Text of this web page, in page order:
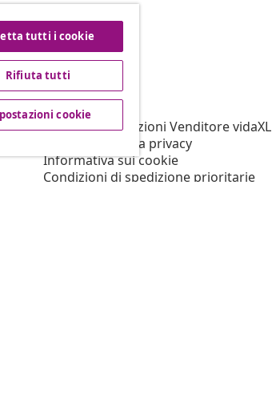
vidaXL
Su vidaXL
Termini e Condizioni Venditore vidaXL
Informativa sulla privacy
Informativa sui cookie
Condizioni di spedizione prioritarie
tutti i cookie
Rifiuta tutti
cookie